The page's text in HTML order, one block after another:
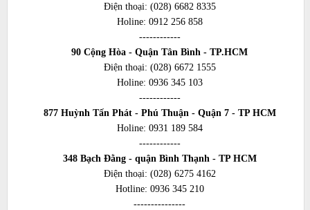
Điện thoại: (028) 6682 8335
Holine: 0912 256 858
------------
90 Cộng Hòa - Quận Tân Bình - TP.HCM
Điện thoại: (028) 6672 1555
Holine: 0936 345 103
------------
877 Huỳnh Tấn Phát - Phú Thuận - Quận 7 - TP HCM
Holine: 0931 189 584
------------
348 Bạch Đằng - quận Bình Thạnh - TP HCM
Điện thoại: (028) 6275 4162
Hotline: 0936 345 210
---------------